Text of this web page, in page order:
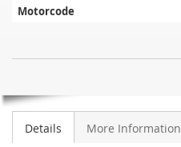
Motorcode
AUDI
Q7
3.0
VOORRAAD
Details More Information